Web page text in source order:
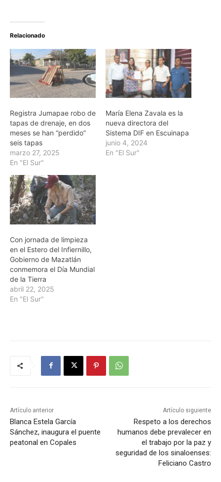
Relacionado
Registra Jumapae robo de
tapas de drenaje, en dos
meses se han “perdido”
seis tapas
marzo 27, 2025
En "El Sur"
María Elena Zavala es la
nueva directora del
Sistema DIF en Escuinapa
junio 4, 2024
En "El Sur"
Con jornada de limpieza
en el Estero del Infiernillo,
Gobierno de Mazatlán
conmemora el Día Mundial
de la Tierra
abril 22, 2025
En "El Sur"
Artículo anterior
Blanca Estela García
Sánchez, inaugura el puente
peatonal en Copales
Artículo siguiente
Respeto a los derechos
humanos debe prevalecer en
el trabajo por la paz y
seguridad de los sinaloenses:
Feliciano Castro